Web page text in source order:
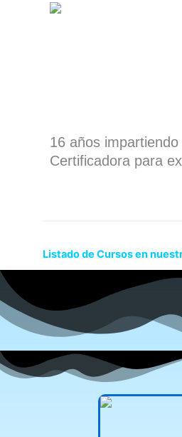
16 años
Certificadora para
Listado de Cursos en